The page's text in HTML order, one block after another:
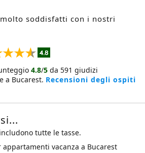
soddisfatti con i nostri
4.8/5 da 591 giudizi
a Bucarest. Recensioni degli ospiti
tutte le tasse.
appartamenti vacanza a Bucarest